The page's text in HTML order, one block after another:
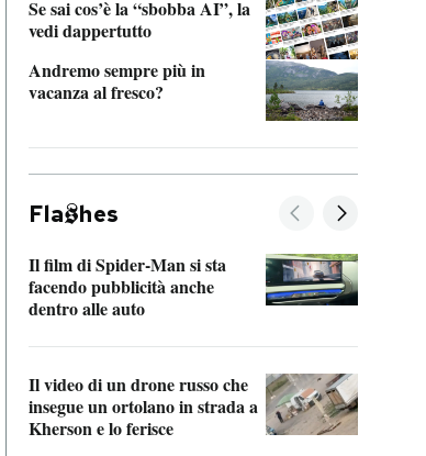
Se sai cos’è la “sbobba AI”, la
vedi dappertutto
Andremo sempre più in
vacanza al fresco?
Fla hes
Il film di Spider-Man si sta
facendo pubblicità anche
dentro alle auto
Il video di un drone russo che
insegue un ortolano in strada a
Kherson e lo ferisce